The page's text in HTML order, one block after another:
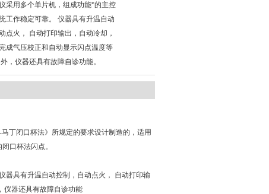
采用多个单片机，组成功能*的主控
工作稳定可靠。 仪器具有升温自动
点火， 自动打印输出，自动冷却，
成气压校正和自动显示闪点温度等
，仪器还具有故障自诊功能。
丁闭口杯法》所规定的要求设计制造的，适用
口杯法闪点。
器具有升温自动控制，自动点火， 自动打印输
仪器还具有故障自诊功能